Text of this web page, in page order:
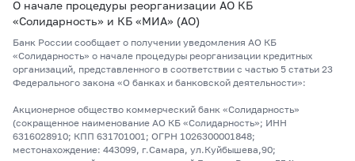
О начале процедуры реорганизации АО КБ
«Солидарность» и КБ «МИА» (АО)
Банк России сообщает о получении уведомления АО КБ
«Солидарность» о начале процедуры реорганизации кредитных
организаций, представленного в соответствии с частью 5 статьи 23
Федерального закона «О банках и банковской деятельности»:
Акционерное общество коммерческий банк «Солидарность»
(сокращенное наименование АО КБ «Солидарность»; ИНН
6316028910; КПП 631701001; ОГРН 1026300001848;
местонахождение: 443099, г.Самара, ул.Куйбышева,90;